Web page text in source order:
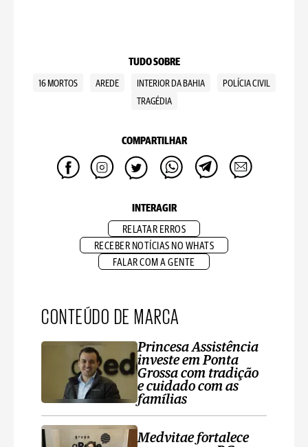
TUDO SOBRE
16 MORTOS AREDE INTERIOR DA BAHIA
POLÍCIA CIVIL
TRAGÉDIA
COMPARTILHAR
INTERAGIR
RELATAR ERROS
RECEBER NOTÍCIAS NO WHATS
FALAR COM A GENTE
CONTEÚDO DE MARCA
Princesa Assistência
investe em Ponta
Grossa com tradição
e cuidado com as
famílias
Medvitae fortalece